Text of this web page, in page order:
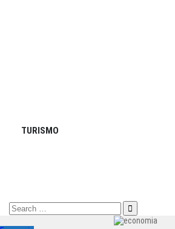
TURISMO
Search
for: